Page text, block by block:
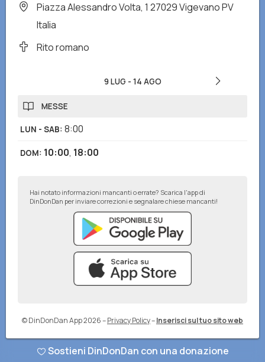
Piazza Alessandro Volta, 1 27029 Vigevano PV
Italia
Rito romano
9 LUG - 14 AGO
MESSE
LUN - SAB: 8:00
DOM: 10:00, 18:00
Hai notato informazioni mancanti o errate? Scarica l'app di
DinDonDan per inviare correzioni e segnalare chiese mancanti!
© DinDonDan App 2026–Privacy Policy–Inserisci sul tuo sito web
Sostieni DinDonDan con una donazione